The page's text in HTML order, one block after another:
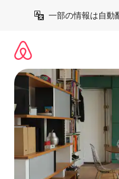
一部の情報は自動